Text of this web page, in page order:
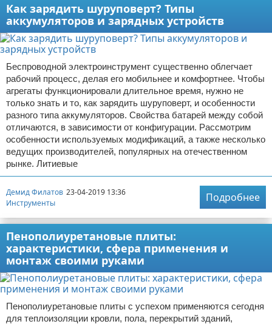
Как зарядить шуруповерт? Типы
аккумуляторов и зарядных устройств
Беспроводной электроинструмент существенно облегчает
рабочий процесс, делая его мобильнее и комфортнее. Чтобы
агрегаты функционировали длительное время, нужно не
только знать и то, как зарядить шуруповерт, и особенности
разного типа аккумуляторов. Свойства батарей между собой
отличаются, в зависимости от конфигурации. Рассмотрим
особенности используемых модификаций, а также несколько
ведущих производителей, популярных на отечественном
рынке. Литиевые
Демид Филатов 23-04-2019 13:36
Инструменты
Подробнее
Пенополиуретановые плиты:
характеристики, сфера применения и
монтаж своими руками
Пенополиуретановые плиты с успехом применяются сегодня
для теплоизоляции кровли, пола, перекрытий зданий,